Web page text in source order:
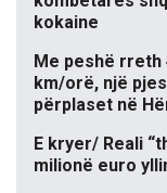
kokaine
Me peshë rreth
km/orë, një
përplaset në
E kryer/ Reali
milionë euro